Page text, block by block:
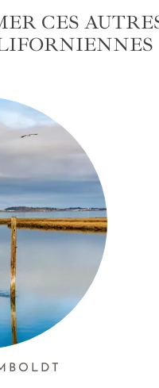
CES